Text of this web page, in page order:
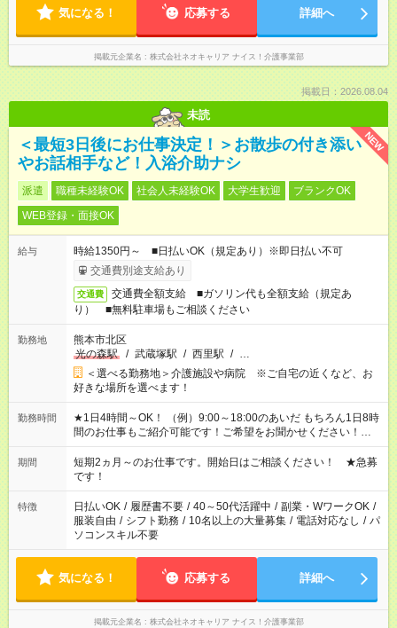
気になる！ 応募する 詳細へ
掲載元企業名 株式会社ネオキャリア ナイス！介護事業部
掲載日：2026.08.04
未読
NEW
＜最短3日後にお仕事決定！＞お散歩の付き添い
やお話相手など！入浴介助ナシ
派遣 職種未経験OK 社会人未経験OK 大学生歓迎
ブランクOK
WEB登録・面接OK
給与
時給1350円～ ■日払いOK（規定あり）※即日払い不可
交通費別途支給あり
交通費
交通費全額支給 ■ガソリン代も全額支給（規定あ
り） ■無料駐車場もご相談ください
勤務地
熊本市北区
光の森駅
/ 武蔵塚駅 / 西里駅 / …
＜選べる勤務地＞介護施設や病院 ※ご自宅の近くなど、お
好きな場所を選べます！
勤務時間
★1日4時間～OK！ （例）9:00～18:00のあいだ もちろん1日8時
間のお仕事もご紹介可能です！ご希望をお聞かせください！★家
庭の都合でお休みが必要な場合も遠慮なくご相談ください。 ※
週最低15時間以上の勤務が必要です
期間
短期2ヵ月～のお仕事です。開始日はご相談ください！ ★急募
です！
特徴 日払いOK / 履歴書不要 / 40～50代活躍中 / 副業・WワークOK /
服装自由 / シフト勤務 / 10名以上の大量募集 / 電話対応なし / パ
ソコンスキル不要
気になる！ 応募する 詳細へ
掲載元企業名 株式会社ネオキャリア ナイス！介護事業部